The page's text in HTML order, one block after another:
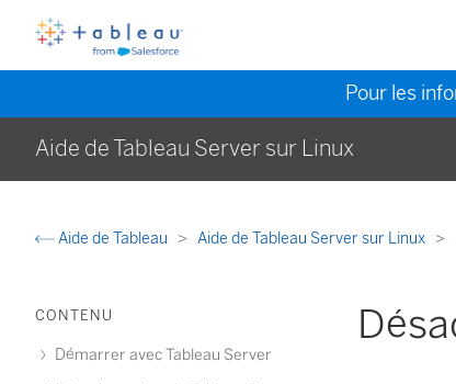
Pour les
Aide de Tableau Server sur Linux
Aide de Tableau Aide de Tableau Server sur Linux
CONTENU
Démarrer avec Tableau Server